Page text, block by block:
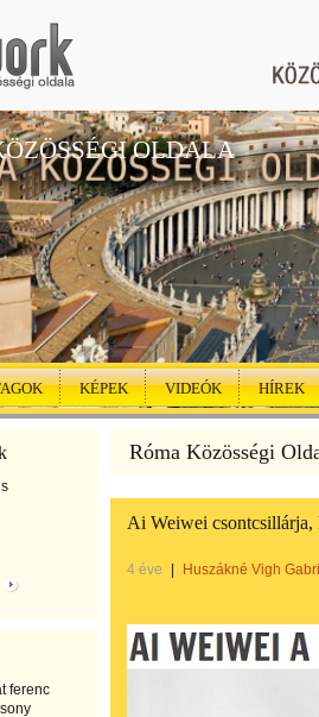
OLDALA
KÉPEK VIDEÓK HÍREK
ferenc
Róma Közösségi
Ai Weiwei csontcsillárja,
4 éve Huszákné Vigh